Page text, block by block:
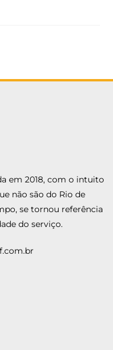
em 2018, com o intuito
não são do Rio de
se tornou referência
do serviço.